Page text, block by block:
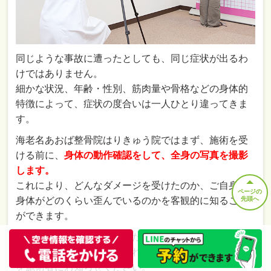
同じような事故に遭ったとしても、同じ症状が出るわ
けではありません。
細かな状況、年齢・性別、筋肉量や骨格などの身体的
特徴によって、症状の度合いは一人ひとり違ってきま
す。
海老名あおば整骨院はりきゅう院ではまず、施術を受
ける前に、身体の動作確認をして、全身の写真を撮影
します。
これにより、どんなダメージを受けたのか、ご自身の
身体がどのくらい歪んでいるのかを客観的に知ること
ができます。
そして施術後、再度確認した際に、「違和感や痛みが
どう変わったのか？」「どれくらい減ったのか」など
を施術者にお知らせください。
ページの
先頭へ